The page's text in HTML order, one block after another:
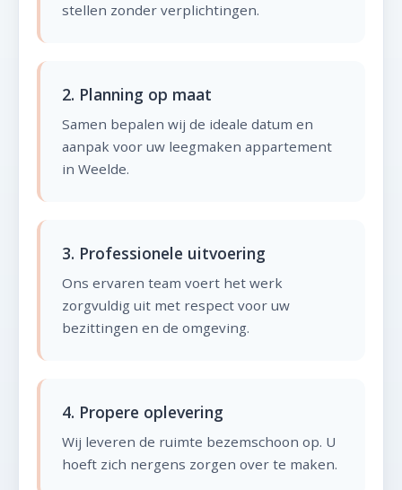
stellen zonder verplichtingen.
2. Planning op maat
Samen bepalen wij de ideale datum en
aanpak voor uw leegmaken appartement
in Weelde.
3. Professionele uitvoering
Ons ervaren team voert het werk
zorgvuldig uit met respect voor uw
bezittingen en de omgeving.
4. Propere oplevering
Wij leveren de ruimte bezemschoon op. U
hoeft zich nergens zorgen over te maken.